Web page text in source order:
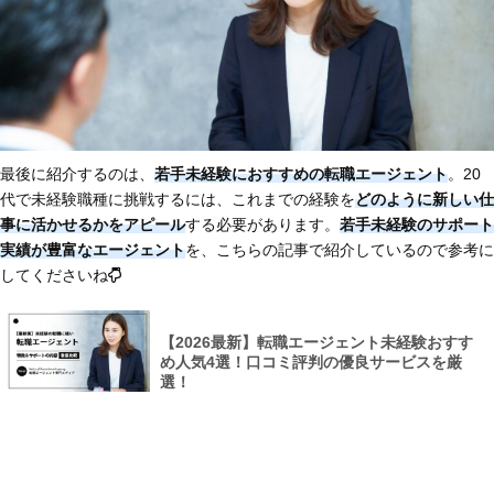
最後に紹介するのは、 若手未経験におすすめの転職エージェント。20
代で未経験職種に挑戦するには、これまでの経験をどのように新しい仕
事に活かせるかをアピールする必要があります。 若手未経験のサポート
実績が豊富なエージェントを、こちらの記事で紹介しているので参考に
してくださいね
【2026最新】転職エージェント未経験おすす
め人気4選！口コミ評判の優良サービスを厳
選！